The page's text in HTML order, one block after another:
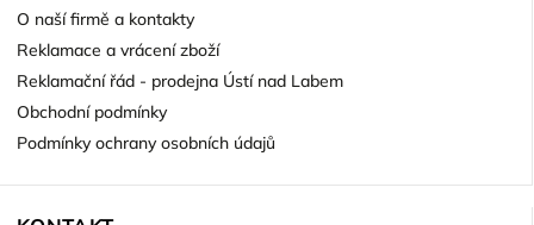
O naší firmě a kontakty
Reklamace a vrácení zboží
Reklamační řád - prodejna Ústí nad Labem
Obchodní podmínky
Podmínky ochrany osobních údajů